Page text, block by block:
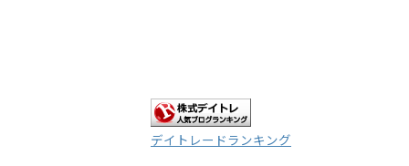
デイトレードランキング